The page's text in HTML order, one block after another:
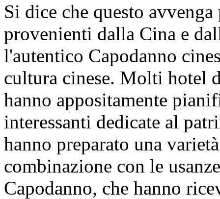
Si dice che questo
provenienti dalla Cina e
l'autentico Capodanno
cultura cinese. Molti hotel
hanno appositamente
interessanti dedicate al
hanno preparato una
combinazione con le
Capodanno, che hanno